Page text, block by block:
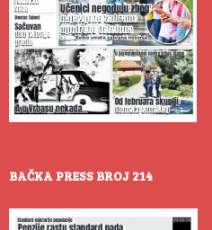
BAČKA PRESS BROJ 214